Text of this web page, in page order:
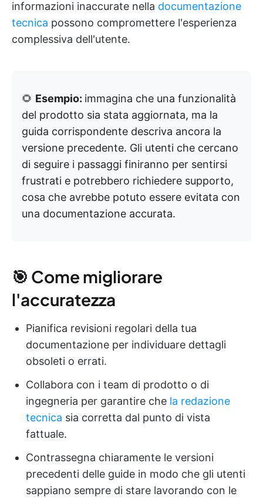
informazioni inaccurate nella documentazione
tecnica possono compromettere l'esperienza
complessiva dell'utente.
🌻 Esempio: immagina che una funzionalità
del prodotto sia stata aggiornata, ma la
guida corrispondente descriva ancora la
versione precedente. Gli utenti che cercano
di seguire i passaggi finiranno per sentirsi
frustrati e potrebbero richiedere supporto,
cosa che avrebbe potuto essere evitata con
una documentazione accurata.
🎯 Come migliorare
l'accuratezza
Pianifica revisioni regolari della tua
documentazione per individuare dettagli
obsoleti o errati.
Collabora con i team di prodotto o di
ingegneria per garantire che la redazione
tecnica sia corretta dal punto di vista
fattuale.
Contrassegna chiaramente le versioni
precedenti delle guide in modo che gli utenti
sappiano sempre di stare lavorando con le